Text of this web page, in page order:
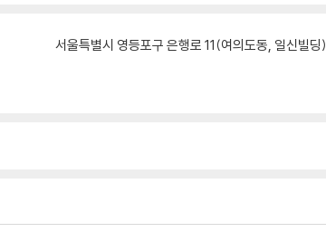
서울특별시 영등포구 은행로 11(여의도동, 일신빌딩)